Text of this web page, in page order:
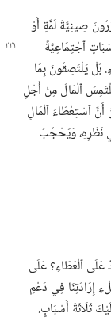
صِينِيَّةَ لَمَّةٍ أَوْ
ٱجْتِمَاعِيَّةً
بَلْ يَلْتَصِقُونَ بِمَا
ٱلْمَالَ مِنْ أَجْلِ
ٱسْتِعْطَاءَ ٱلْمَالِ
نَظَرِهِ،‏ وَيَحْجُبُ
عَلَى ٱلْعَطَاءِ؟‏ عَلَى
إِرَادَتِنَا فِي دَعْمِ
ثَلَاثَةَ أَسْبَابٍ.‏